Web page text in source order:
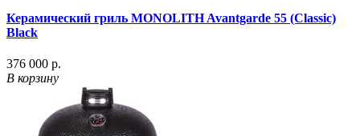
Керамический гриль MONOLITH Avantgarde 55 (Classic)
Black
376 000 р.
В корзину